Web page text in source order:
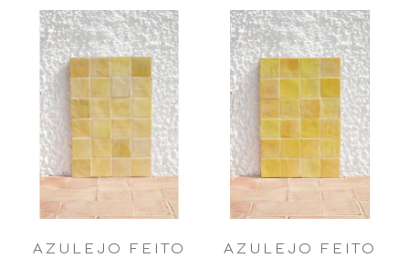
AZULEJO FEITO
AZULEJO FEITO